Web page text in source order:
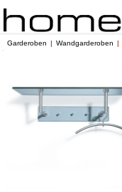
Garderoben Wandgarderoben